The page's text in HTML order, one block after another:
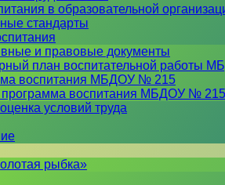
в образовательной
стандарты
и правовые документы
план воспитательной работы
воспитания МБДОУ № 215
программа воспитания МБДОУ № 215
условий труда
рыбка»